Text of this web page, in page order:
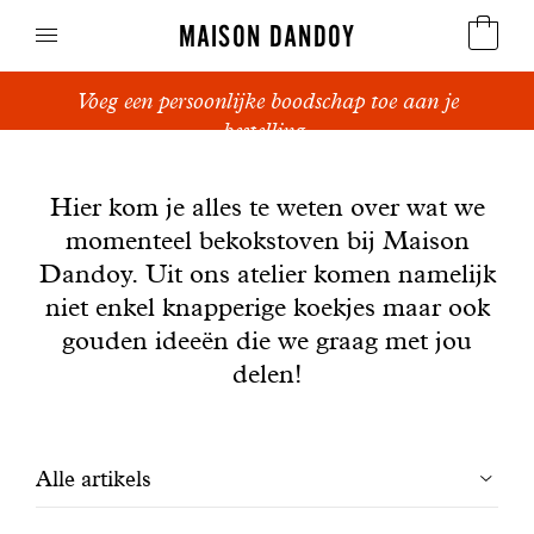
MAISON DANDOY
Speculoos
Suikerbrood en peperkoek
Cakes
Snoepgoed
Voeg een persoonlijke boodschap toe aan je
bestelling.
Hier kom je alles te weten over wat we
momenteel bekokstoven bij Maison
Dandoy. Uit ons atelier komen namelijk
niet enkel knapperige koekjes maar ook
gouden ideeën die we graag met jou
delen!
Filtrer
Alle artikels